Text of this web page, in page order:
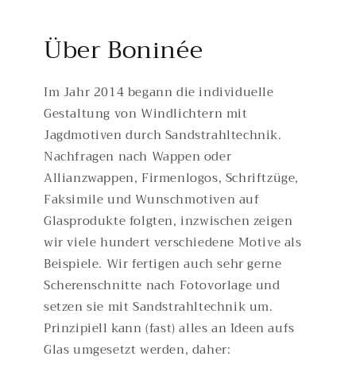
Über Boninée
Im Jahr 2014 begann die individuelle
Gestaltung von Windlichtern mit
Jagdmotiven durch Sandstrahltechnik.
Nachfragen nach Wappen oder
Allianzwappen, Firmenlogos, Schriftzüge,
Faksimile und Wunschmotiven auf
Glasprodukte folgten, inzwischen zeigen
wir viele hundert verschiedene Motive als
Beispiele. Wir fertigen auch sehr gerne
Scherenschnitte nach Fotovorlage und
setzen sie mit Sandstrahltechnik um.
Prinzipiell kann (fast) alles an Ideen aufs
Glas umgesetzt werden, daher: